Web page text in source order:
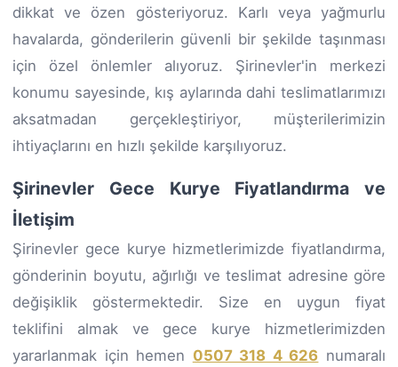
dikkat ve özen gösteriyoruz. Karlı veya yağmurlu
havalarda, gönderilerin güvenli bir şekilde taşınması
için özel önlemler alıyoruz. Şirinevler'in merkezi
konumu sayesinde, kış aylarında dahi teslimatlarımızı
aksatmadan gerçekleştiriyor, müşterilerimizin
ihtiyaçlarını en hızlı şekilde karşılıyoruz.
Şirinevler Gece Kurye Fiyatlandırma ve
İletişim
Şirinevler gece kurye hizmetlerimizde fiyatlandırma,
gönderinin boyutu, ağırlığı ve teslimat adresine göre
değişiklik göstermektedir. Size en uygun fiyat
teklifini almak ve gece kurye hizmetlerimizden
yararlanmak için hemen 0507 318 4 626 numaralı